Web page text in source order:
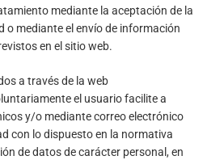
mediante la aceptación de la
o mediante el envío de información
en el sitio web.
a través de la web
el usuario facilite a
y/o mediante correo electrónico
con lo dispuesto en la normativa
de datos de carácter personal, en